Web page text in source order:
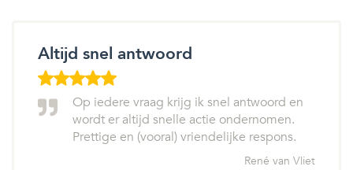
Altijd snel antwoord
Op iedere vraag krijg ik snel antwoord en
wordt er altijd snelle actie ondernomen.
Prettige en (vooral) vriendelijke respons.
René van Vliet